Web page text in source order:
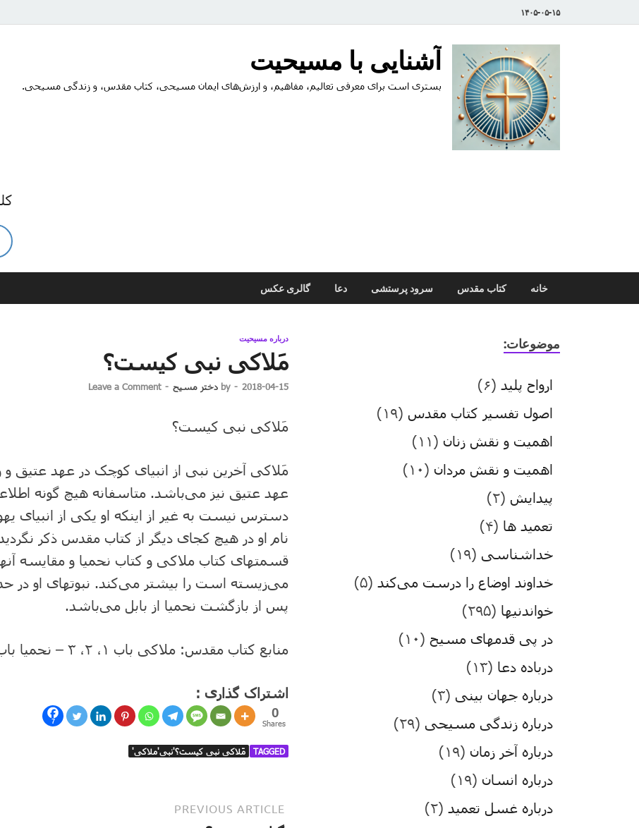
۱۴۰۵-۰۵-۱۵
آشنایی با مسیحیت
بستری است برای معرفی تعالیم، مفاهیم، و ارزش‌های ایمان مسیحی، کتاب مقدس، و زندگی مسیحی.
خانه کتاب مقدس سرود پرستشی دعا گالری عکس
درباره مسیحیت
مَلاکی نبی کیست؟
2018-04-15
-
by دختر مسیح -
Leave a Comment
مَلاکی نبی کیست؟
مَلاکی آخرین نبی از انبیای کوچک در عهد عتیق و
عهد عتیق نیز می‌باشد. متاسفانه هیچ گونه
دسترس نیست به غیر از اینکه او یکی از انبیای
نام او در هیچ کجای دیگر از کتاب مقدس ذکر
قسمتهای کتاب ملاکی و کتاب نحمیا و مقایسه
پس از بازگشت نحمیا از بابل می‌باشد.
منابع کتاب مقدس: ملاکی باب ۱، ۲، ۳ – نحمیا باب ۱۳
اشتراک گذاری :
7
0
Shares
TAGGED مَلاکی نبی کیست؟'نبی'ملاکی'
PREVIOUS ARTICLE
موضوعات:
ارواح پلید (۶)
اصول تفسیر کتاب مقدس (۱۹)
اهمیت و نقش زنان (۱۱)
اهمیت و نقش مردان (۱۰)
پیدایش (۲)
تعمید ها (۴)
خداشناسی (۱۹)
خداوند اوضاع را درست می‌کند (۵)
خواندنیها (۲۹۵)
در پی قدمهای مسیح (۱۰)
درباده دعا (۱۳)
درباره جهان بینی (۳)
درباره زندگی مسیحی (۲۹)
درباره آخر زمان (۱۹)
درباره انسان (۱۹)
درباره غسل تعمید (۲)